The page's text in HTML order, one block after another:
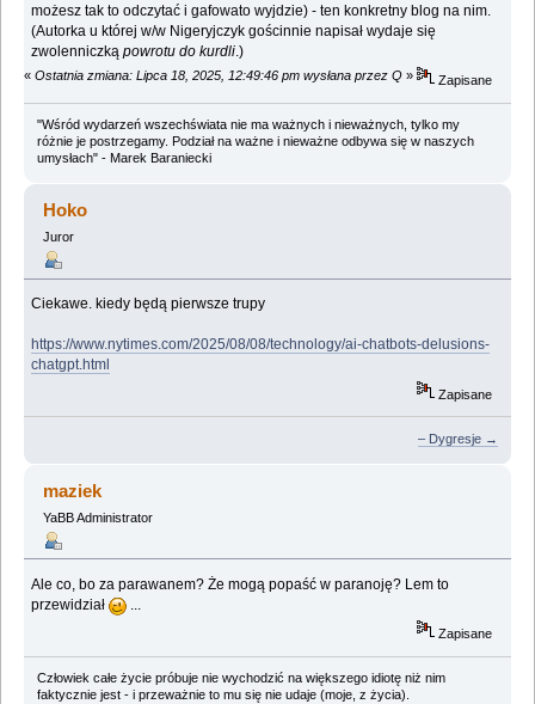
możesz tak to odczytać i gafowato wyjdzie) - ten konkretny blog na nim.
(Autorka u której w/w Nigeryjczyk gościnnie napisał wydaje się
zwolenniczkąpowrotu do kurdli.)
« Ostatnia zmiana: Lipca 18, 2025, 12:49:46 pm wysłana przez Q » Zapisane
"Wśród wydarzeń wszechświata nie ma ważnych i nieważnych, tylko my
różnie je postrzegamy. Podział na ważne i nieważne odbywa się w naszych
umysłach" - Marek Baraniecki
Hoko
Juror
Ciekawe. kiedy będą pierwsze trupy
https://www.nytimes.com/2025/08/08/technology/ai-chatbots-delusions-
chatgpt.html
Zapisane
– Dygresje →
maziek
YaBB Administrator
Ale co, bo za parawanem? Że mogą popaść w paranoję? Lem to
przewidział
...
Zapisane
Człowiek całe życie próbuje nie wychodzić na większego idiotę niż nim
faktycznie jest - i przeważnie to mu się nie udaje (moje, z życia).